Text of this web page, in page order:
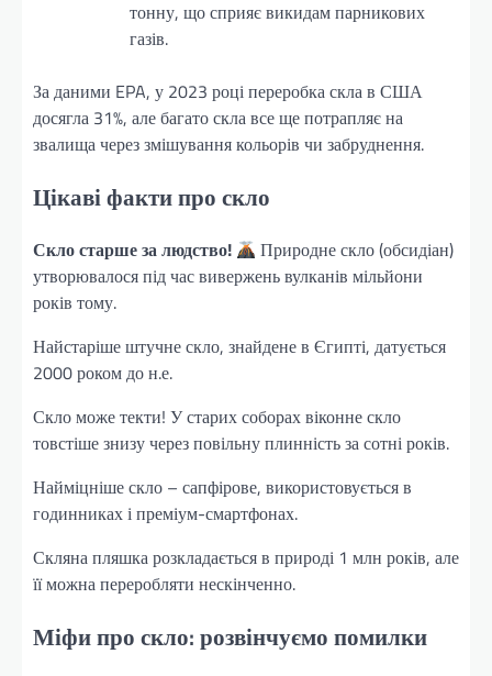
тонну, що сприяє викидам парникових
газів.
За даними EPA, у 2023 році переробка скла в США
досягла 31%, але багато скла все ще потрапляє на
звалища через змішування кольорів чи забруднення.
Цікаві факти про скло
Скло старше за людство!
Природне скло (обсидіан)
утворювалося під час вивержень вулканів мільйони
років тому.
Найстаріше штучне скло, знайдене в Єгипті, датується
2000 роком до н.е.
Скло може текти! У старих соборах віконне скло
товстіше знизу через повільну плинність за сотні років.
Найміцніше скло – сапфірове, використовується в
годинниках і преміум-смартфонах.
Скляна пляшка розкладається в природі 1 млн років, але
її можна переробляти нескінченно.
Міфи про скло: розвінчуємо помилки